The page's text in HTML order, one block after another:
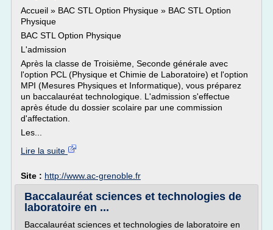
Accueil » BAC STL Option Physique » BAC STL Option
Physique
BAC STL Option Physique
L'admission
Après la classe de Troisième, Seconde générale avec
l'option PCL (Physique et Chimie de Laboratoire) et l'option
MPI (Mesures Physiques et Informatique), vous préparez
un baccalauréat technologique. L'admission s'effectue
après étude du dossier scolaire par une commission
d'affectation.
Les...
Lire la suite
Site : http://www.ac-grenoble.fr
Baccalauréat sciences et technologies de
laboratoire en ...
Baccalauréat sciences et technologies de laboratoire en